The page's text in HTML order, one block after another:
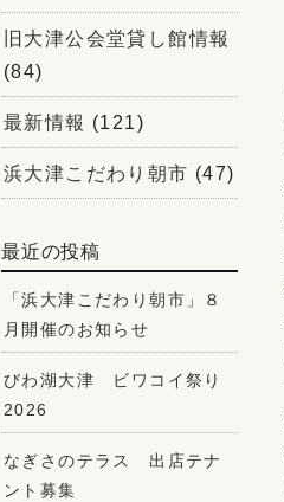
旧大津公会堂貸し館情報
(84)
最新情報 (121)
浜大津こだわり朝市 (47)
最近の投稿
「浜大津こだわり朝市」８
月開催のお知らせ
びわ湖大津 ビワコイ祭り
2026
なぎさのテラス 出店テナ
ント募集